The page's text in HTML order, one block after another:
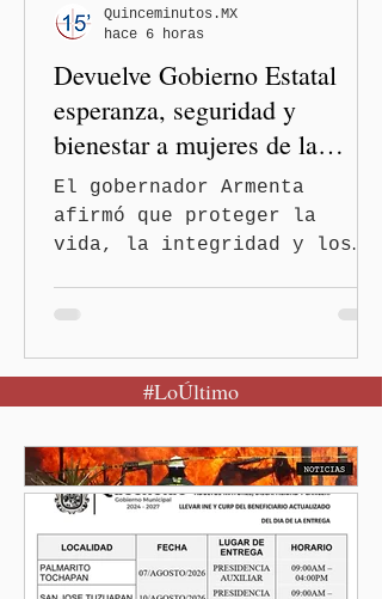
informó que la Secretaría
de Salud activó de mane
Devuelve Gobierno Estatal
esperanza, seguridad y
bienestar a mujeres de la
periferia urbana
El gobernador Armenta
afirmó que proteger la
vida, la integridad y los
Puebla, Pue.-Cuando una
mujer encuentra un lugar
también recupera la
esperanza de vivir sin
miedo. Con esa visión, el
gobernador Alejandro
Armenta Mier inauguró el
Centro LIBRE (Libertad,
Quinceminutos.MX
hace 6 horas
#LoÚltimo